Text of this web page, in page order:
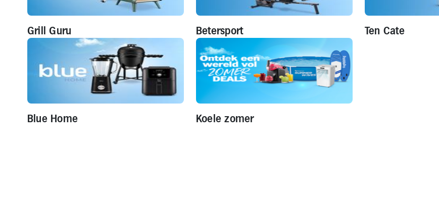
Grill Guru Betersport Ten Cate
Blue Home Koele zomer